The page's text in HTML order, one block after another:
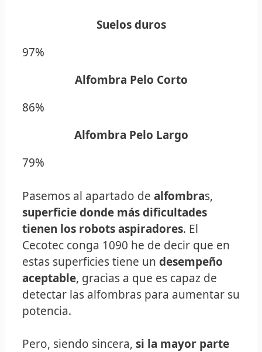
Suelos duros
97%
Alfombra Pelo Corto
86%
Alfombra Pelo Largo
79%
Pasemos al apartado de alfombras,
superficie donde más dificultades
tienen los robots aspiradores. El
Cecotec conga 1090 he de decir que en
estas superficies tiene un desempeño
aceptable, gracias a que es capaz de
detectar las alfombras para aumentar su
potencia.
Pero, siendo sincera, si la mayor parte